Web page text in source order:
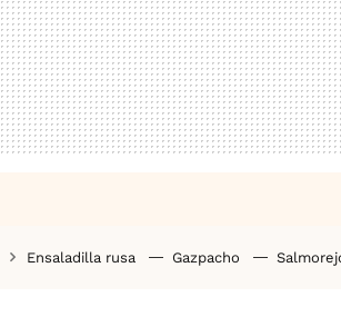
Ensaladilla rusa Gazpacho